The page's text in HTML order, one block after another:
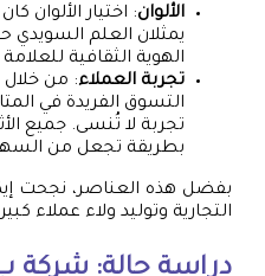
الألوان: اختيار الألوان
يمثلان العلم السويدي
الهوية الثقافية للعلامة
تجربة العملاء: من خلال
التسوق الفريدة في
تجربة لا تُنسى. جميع
بطريقة تجعل من
بفضل هذه العناصر، نجحت
التجارية وتوليد ولاء عملاء
دراسة حالة: شركة